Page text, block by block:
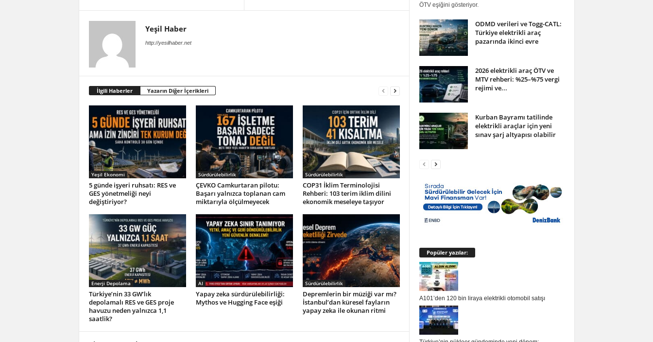
Yeşil Haber
http://yesilhaber.net
İlgili Haberler Yazarın Diğer İçerikleri
Yeşil Ekonomi
5 günde işyeri ruhsatı: RES ve
GES yönetmeliği neyi
değiştiriyor?
Sürdürülebilirlik
ÇEVKO Camkurtaran pilotu:
Başarı yalnızca toplanan cam
miktarıyla ölçülmeyecek
Sürdürülebilirlik
COP31 İklim Terminolojisi
Rehberi: 103 terim iklim dilini
ekonomik meseleye taşıyor
Enerji Depolama
Türkiye’nin 33 GW’lık
depolamalı RES ve GES proje
havuzu neden yalnızca 1,1
saatlik?
AI
Yapay zeka sürdürülebilirliği:
Mythos ve Hugging Face eşiği
Sürdürülebilirlik
Depremlerin bir müziği var mı?
İstanbul’dan küresel fayların
yapay zeka ile okunan ritmi
ÖTV eşiğini gösteriyor.
ODMD verileri ve Togg-CATL:
Türkiye elektrikli araç
pazarında ikinci evre
2026 elektrikli araç ÖTV ve
MTV rehberi: %25–%75 vergi
rejimi ve...
Kurban Bayramı tatilinde
elektrikli araçlar için yeni
sınav şarj altyapısı olabilir
Popüler yazılar:
A101’den 120 bin liraya elektrikli otomobil satışı